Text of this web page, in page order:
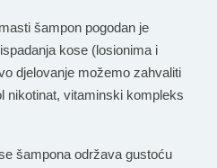
šampon pogodan je
kose (losionima i
djelovanje možemo zahvaliti
nikotinat, vitaminski kompleks
šampona održava gustoću